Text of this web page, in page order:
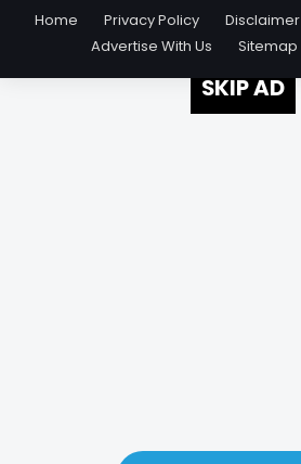
Home
Privacy Policy Disclaimer
Advertise With Us
Sitemap
SKIP AD